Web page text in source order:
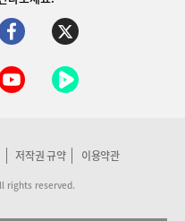
저작권 규약 이용약관
rights reserved.